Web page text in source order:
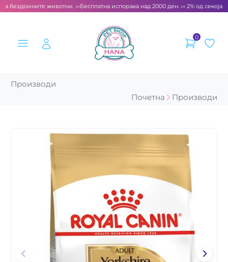
бездомните животни. ‹‹‹Бесплатна испорака над 2000 ден. ››› 2% од секоја
0
Производи
Почетна
Производи